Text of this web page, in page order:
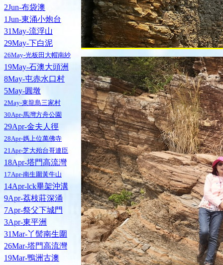
2Jun-布袋澳
1Jun-東涌小炮台
31May-流浮山
29May-下白泥
26May-光板田大帽南紗
19May-石澳大頭洲
8May-屯赤水口村
5May-圓墩
2May-東龍島三家村
30Apr-馬灣方舟公園
29Apr-金夫人徑
28Apr-媽上位萬佛寺
21Apr-芝大殆台哥連臣
18Apr-塔門高流灣
17Apr-南生圍黃牛山
14Apr-lck畢架沖溝
9Apr-荔枝莊深涌
7Apr-祭父下城門
3Apr-東平洲
31Mar-丫髻南生圍
26Mar-塔門高流灣
19Mar-鴨洲古澳